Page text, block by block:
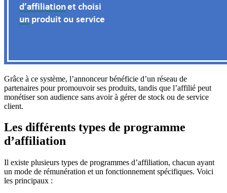
Grâce à ce système, l’annonceur bénéficie d’un réseau de
partenaires pour promouvoir ses produits, tandis que l’affilié peut
monétiser son audience sans avoir à gérer de stock ou de service
client.
Les différents types de programme
d’affiliation
Il existe plusieurs types de programmes d’affiliation, chacun ayant
un mode de rémunération et un fonctionnement spécifiques. Voici
les principaux :